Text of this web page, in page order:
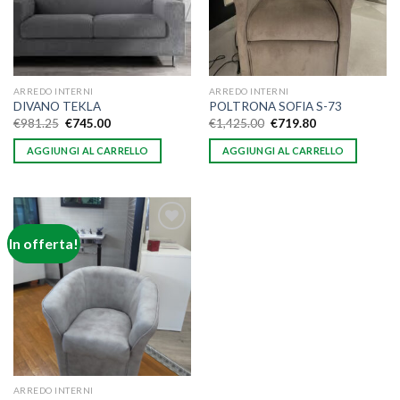
ARREDO INTERNI
DIVANO TEKLA
€981.25 €745.00
AGGIUNGI AL CARRELLO
ARREDO INTERNI
POLTRONA SOFIA S-73
€1,425.00 €719.80
AGGIUNGI AL CARRELLO
In offerta!
Aggiungi
alla lista
desideri
ARREDO INTERNI